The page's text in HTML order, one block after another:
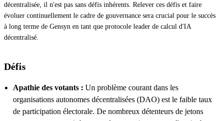
décentralisée, il n'est pas sans défis inhérents. Relever ces défis et faire
évoluer continuellement le cadre de gouvernance sera crucial pour le succès
à long terme de Gensyn en tant que protocole leader de calcul d'IA
décentralisé.
Défis
Apathie des votants : Un problème courant dans les
organisations autonomes décentralisées (DAO) est le faible taux
de participation électorale. De nombreux détenteurs de jetons